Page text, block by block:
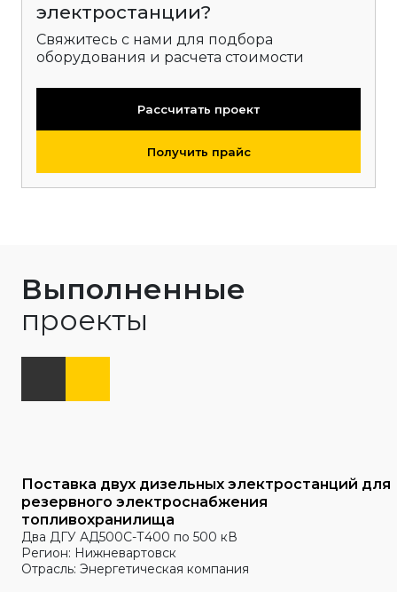
электростанции?
Свяжитесь с нами для подбора
оборудования и расчета стоимости
Рассчитать проект
Получить прайс
Выполненные
проекты
Поставка двух дизельных электростанций для
резервного электроснабжения
топливохранилища
Два ДГУ АД500С-Т400 по 500 кВ
Регион: Нижневартовск
Отрасль: Энергетическая компания